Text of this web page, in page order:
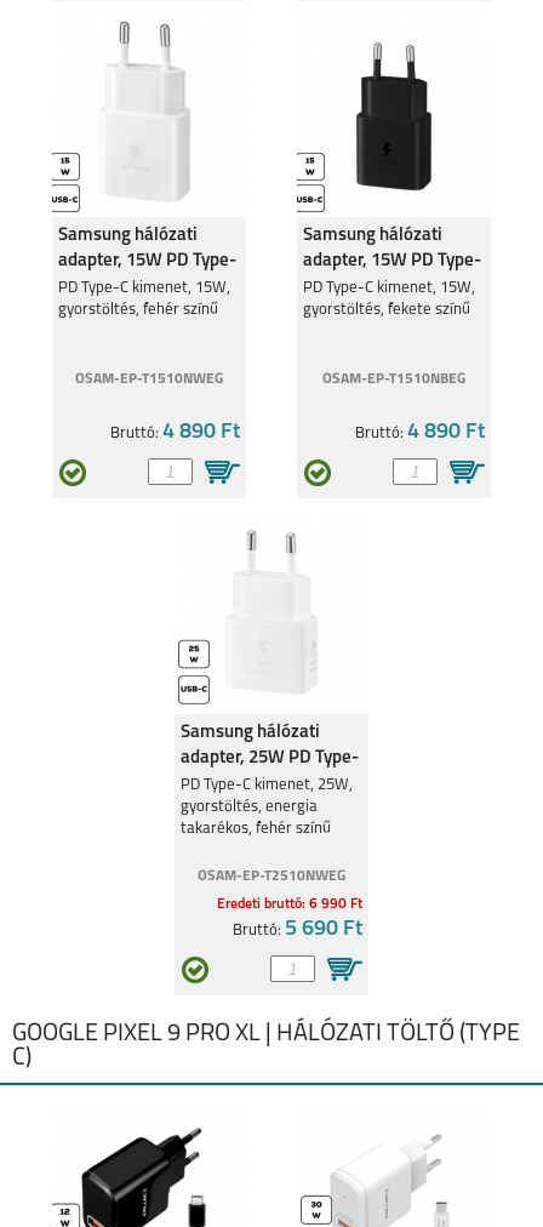
Samsung hálózati
adapter, 15W PD Type-
C, Fehér
PD Type-C kimenet, 15W,
gyorstöltés, fehér színű
OSAM-EP-T1510NWEG
Bruttó: 4 890 Ft
Samsung hálózati
adapter, 15W PD Type-
C, Fekete
PD Type-C kimenet, 15W,
gyorstöltés, fekete színű
OSAM-EP-T1510NBEG
Bruttó:4 890 Ft
Samsung hálózati
adapter, 25W PD Type-
C
PD Type-C kimenet, 25W,
gyorstöltés, energia
takarékos, fehér színű
OSAM-EP-T2510NWEG
Eredeti bruttó: 6 990 Ft
Bruttó: 5 690 Ft
GOOGLE PIXEL 9 PRO XL | HÁLÓZATI TÖLTŐ (TYPE
C)